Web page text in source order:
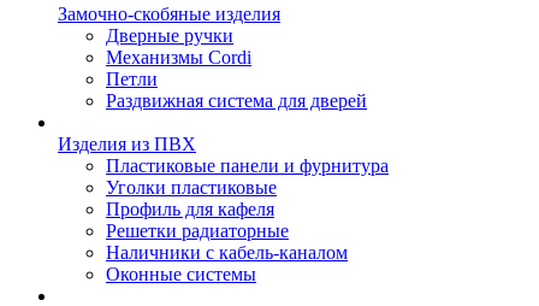
Замочно-скобяные изделия
Дверные ручки
Механизмы Cordi
Петли
Раздвижная система для дверей
Изделия из ПВХ
Пластиковые панели и фурнитура
Уголки пластиковые
Профиль для кафеля
Решетки радиаторные
Наличники с кабель-каналом
Оконные системы